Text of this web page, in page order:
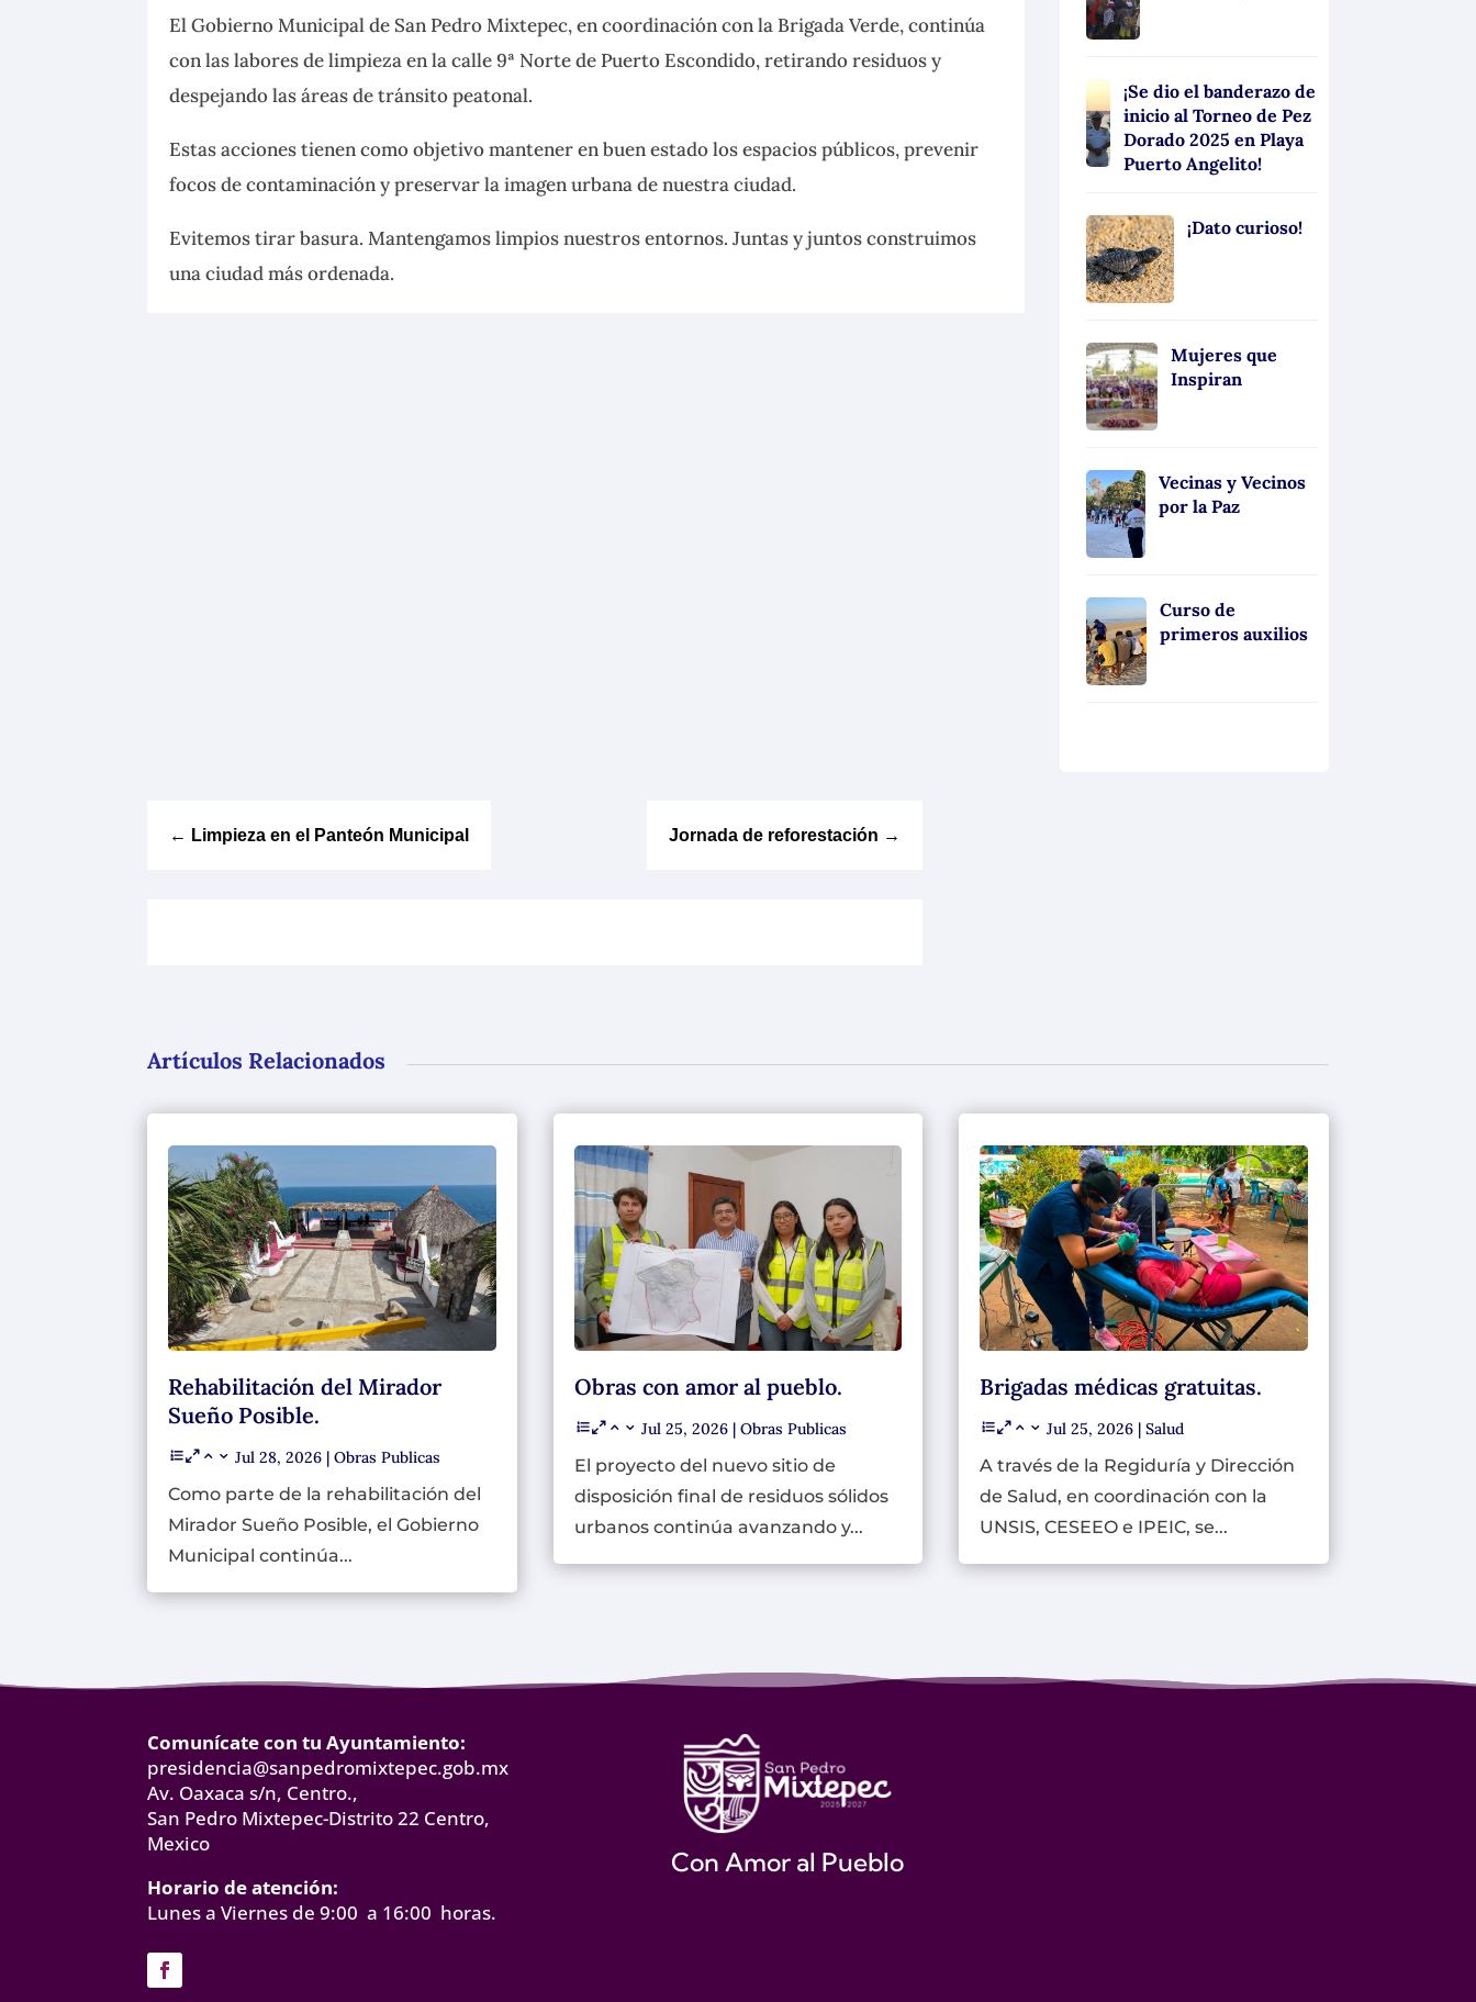
El Gobierno Municipal de San Pedro Mixtepec, en coordinación con la Brigada Verde, continúa
con las labores de limpieza en la calle 9ª Norte de Puerto Escondido,retirando residuos y
despejando las áreas de tránsito peatonal.
Estas acciones tienen como objetivo mantener en buen estado los espacios públicos, prevenir
focos de contaminación y preservar la imagen urbana de nuestra ciudad.
Evitemos tirar basura. Mantengamos limpios nuestros entornos. Juntas y juntos construimos
una ciudad más ordenada.
¡Se dio el banderazo de
inicio al Torneo de Pez
Dorado 2025 en Playa
Puerto Angelito!
¡Dato curioso!
Mujeres que
Inspiran
Vecinas y Vecinos
por la Paz
Curso de
primeros auxilios
← Limpieza en el Panteón Municipal Jornada de reforestación →
Artículos Relacionados
Rehabilitación del Mirador
Sueño Posible.
Jul 28, 2026 |Obras Publicas
Como parte de la rehabilitación del
Mirador Sueño Posible, el Gobierno
Municipal continúa...
Obras con amor al pueblo.
Jul 25, 2026| Obras Publicas
El proyecto del nuevo sitio de
disposición final de residuos sólidos
urbanos continúa avanzando y...
Brigadas médicas gratuitas.
Jul 25, 2026| Salud
A través de la Regiduría y Dirección
de Salud, en coordinación con la
UNSIS, CESEEO e IPEIC, se...
Comunícate con tu Ayuntamiento:
presidencia@sanpedromixtepec.gob.mx
Av. Oaxaca s/n, Centro.,
San Pedro Mixtepec-Distrito 22 Centro,
Mexico
Horario de atención:
Lunes a Viernes de 9:00 a 16:00 horas.
Con Amor al Pueblo